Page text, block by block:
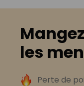
les
Perte de